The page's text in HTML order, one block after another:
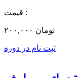
قیمت :
۲۰۰,۰۰۰ تومان
ثبت نام در دوره